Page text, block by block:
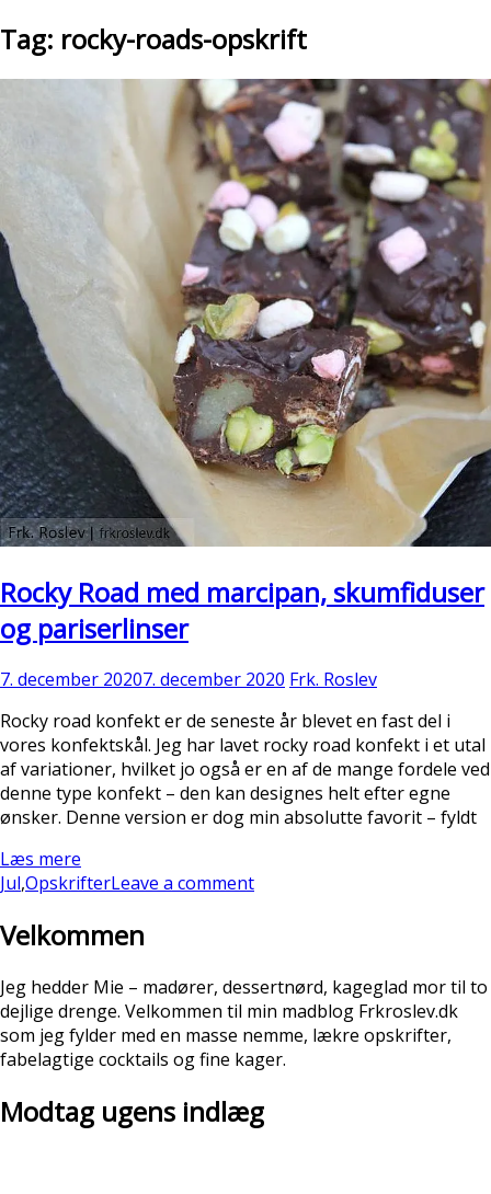
Tag: rocky-roads-opskrift
Rocky Road med marcipan, skumfiduser
og pariserlinser
7. december 20207. december 2020 Frk. Roslev
Rocky road konfekt er de seneste år blevet en fast del i
vores konfektskål. Jeg har lavet rocky road konfekt i et utal
af variationer, hvilket jo også er en af de mange fordele ved
denne type konfekt – den kan designes helt efter egne
ønsker. Denne version er dog min absolutte favorit – fyldt
Læs mere
Jul,OpskrifterLeave a comment
Velkommen
Jeg hedder Mie – madører, dessertnørd, kageglad mor til to
dejlige drenge. Velkommen til min madblog Frkroslev.dk
som jeg fylder med en masse nemme, lækre opskrifter,
fabelagtige cocktails og fine kager.
Modtag ugens indlæg